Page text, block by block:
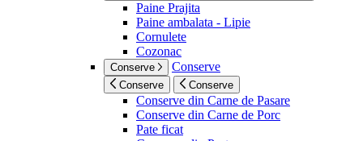
Paine Prajita
Paine ambalata - Lipie
Cornulete
Cozonac
Conserve Conserve
Conserve Conserve
Conserve din Carne de Pasare
Conserve din Carne de Porc
Pate ficat